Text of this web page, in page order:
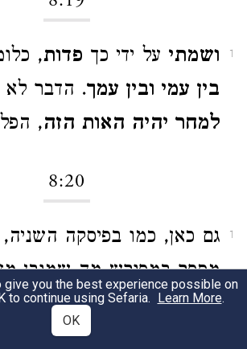
1 ושמתי על ידי כך פדות,
בין עמי ובין עמך. הדבר לא
למחר יהיה האות הזה,
8:20
1
גם כאן, כמו בפיסקה השניה,
מספר במפורש מה שמובן
שמשה עשה מה שנצטווה
ושפרעה לא שינה את
give you the best experience possible on
to continue using Sefaria. Learn More.
OK